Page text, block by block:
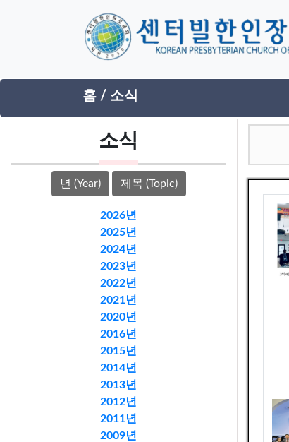
홈 / 소식
소식
년 (Year) 제목 (Topic)
2026년
2025년
2024년
2023년
2022년
2021년
2020년
2016년
2015년
2014년
2013년
2012년
2011년
2009년